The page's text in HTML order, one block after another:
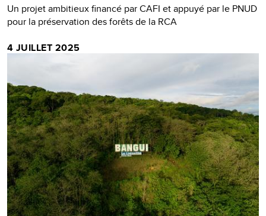
Un projet ambitieux financé par CAFI et appuyé par le PNUD
pour la préservation des forêts de la RCA
4 JUILLET 2025